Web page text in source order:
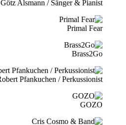
Götz Alsmann / Sänger & Pianist
Primal Fear
Brass2Go
Pfankuchen / Perkussionist
GOZO